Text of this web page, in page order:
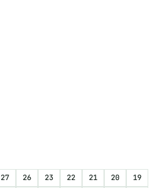
27 26 23 22 21 20
19